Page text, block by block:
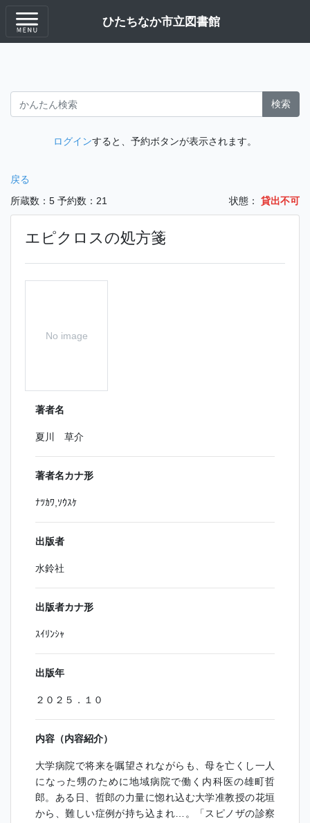
ひたちなか市立図書館
検索
ログインすると、予約ボタンが表示されます。
戻る
所蔵数：5 予約数：21 状態： 貸出不可
エピクロスの処方箋
No image
著者名
夏川 草介
著者名カナ形
ﾅﾂｶﾜ,ｿｳｽｹ
出版者
水鈴社
出版者カナ形
ｽｲﾘﾝｼｬ
出版年
２０２５．１０
内容（内容紹介）
大学病院で将来を嘱望されながらも、母を亡くし一人
になった甥のために地域病院で働く内科医の雄町哲
郎。ある日、哲郎の力量に惚れ込む大学准教授の花垣
から、難しい症例が持ち込まれ…。「スピノザの診察